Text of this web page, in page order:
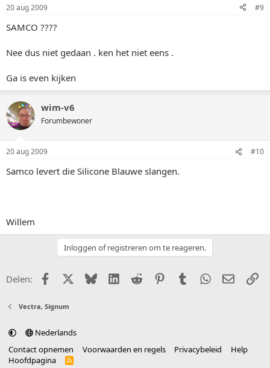
20 aug 2009 #9
SAMCO ????
Nee dus niet gedaan . ken het niet eens .
Ga is even kijken
wim-v6
Forumbewoner
20 aug 2009 #10
Samco levert die Silicone Blauwe slangen.
Willem
Inloggen of registreren om te reageren.
Delen: FacebookX (Twitter)
BlueskyLinkedIn
Reddit PinterestTumblr WhatsApp
E-mail
Vectra, Signum
Nederlands
Contact opnemen
Voorwaarden en regels Privacybeleid
Help
Hoofdpagina
R